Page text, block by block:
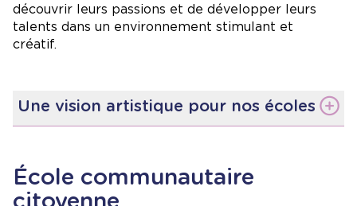
découvrir leurs passions et de développer leurs
talents dans un environnement stimulant et
créatif.
Une vision artistique pour nos écoles
dans une approche novatrice et dynamique qui
place les arts au cœur du cheminement
École communautaire
citoyenne